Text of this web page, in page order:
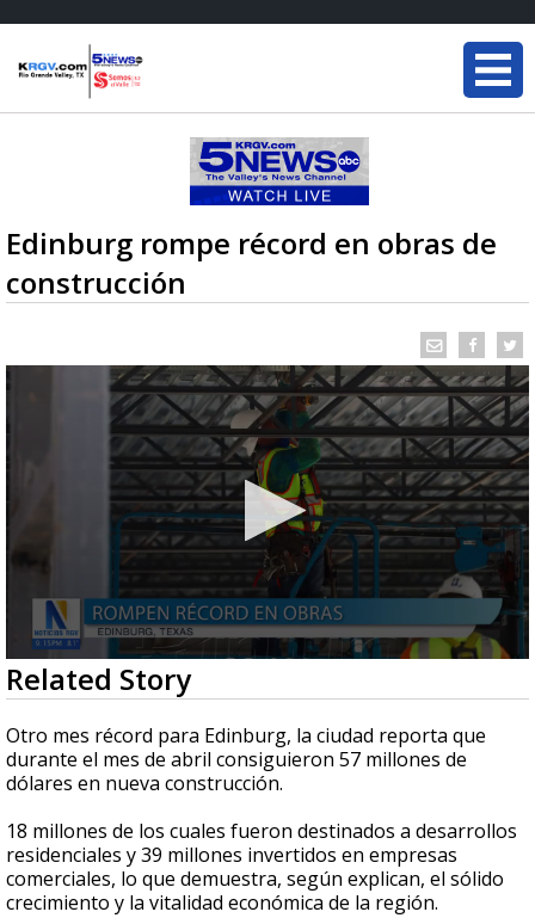
Edinburg rompe récord en obras de
construcción
0
seconds
of
36
seconds
Related Story
Otro mes récord para Edinburg, la ciudad reporta que
durante el mes de abril consiguieron 57 millones de
dólares en nueva construcción.
18 millones de los cuales fueron destinados a desarrollos
residenciales y 39 millones invertidos en empresas
comerciales, lo que demuestra, según explican, el sólido
crecimiento y la vitalidad económica de la región.